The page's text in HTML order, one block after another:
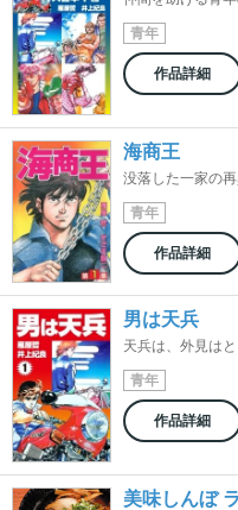
青年
作品詳細
海商王
没落した一家の
青年
作品詳細
男は天兵
天兵は、外見は
青年
作品詳細
美味しんぼ